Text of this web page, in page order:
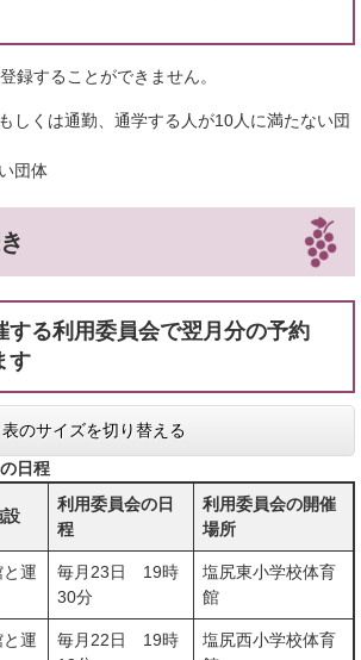
録することができません。
しくは通勤、通学する人が10人に満たない団
団体
する利用委員会で翌月分の予約
す
表のサイズを切り替える
日程
設
利用委員会の日
程
利用委員会の開催
場所
運
毎月23日 19時
30分
塩尻東小学校体育
館
運
毎月22日 19時
塩尻西小学校体育